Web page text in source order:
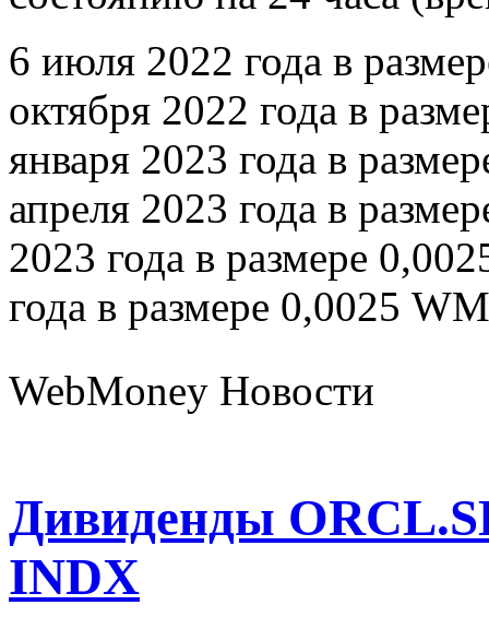
6 июля 2022 года в
октября 2022 года в
января 2023 года в
апреля 2023 года в
2023 года в размере
года в размере 0,0025
WebMoney Новости
Дивиденды
INDX